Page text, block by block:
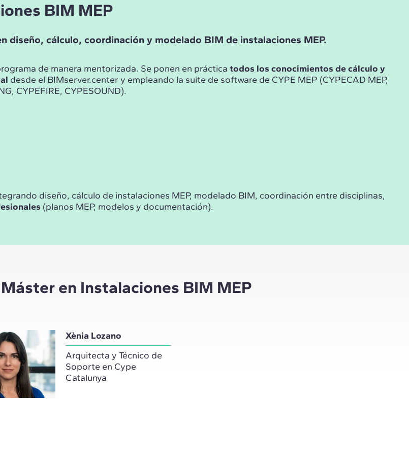
BIM MEP
cálculo, coordinación y modelado BIM de instalaciones MEP.
de manera mentorizada. Se ponen en práctica todos los conocimientos de cálculo y
desde el BIMserver.center y empleando la suite de software de CYPE MEP (CYPECAD MEP,
CYPEFIRE, CYPESOUND).
diseño, cálculo de instalaciones MEP, modelado BIM, coordinación entre disciplinas,
(planos MEP, modelos y documentación).
en Instalaciones BIM MEP
Xènia Lozano
Arquitecta y Técnico de
Soporte en Cype
Catalunya